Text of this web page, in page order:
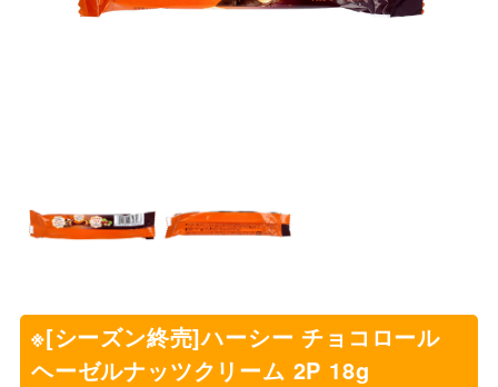
※[シーズン終売]ハーシー チョコロール
ヘーゼルナッツクリーム 2P 18g